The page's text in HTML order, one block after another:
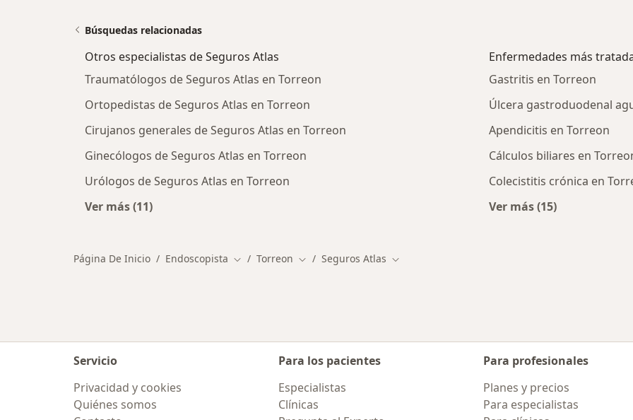
Búsquedas relacionadas
Otros especialistas de Seguros Atlas
Traumatólogos de Seguros Atlas en Torreon
Ortopedistas de Seguros Atlas en Torreon
Cirujanos generales de Seguros Atlas en Torreon
Ginecólogos de Seguros Atlas en Torreon
Urólogos de Seguros Atlas en Torreon
Ver más (11)
Enfermedades más
Gastritis en Torreon
Úlcera gastroduodenal
Apendicitis en Torreon
Cálculos biliares en
Colecistitis crónica en
Ver más (15)
Página De Inicio Endoscopista Cambiar de ciudad
Torreon Cambiar de ciudad
Seguros Atlas Cambiar de ciudad
Servicio
Privacidad y cookies
Quiénes somos
Para los pacientes
Especialistas
Clínicas
Para profesionales
Planes y precios
Para especialistas